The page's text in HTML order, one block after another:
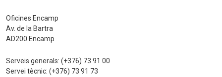
Oficines Encamp
Av. de la Bartra
AD200 Encamp
Serveis generals: (+376) 73 91 00
Servei tècnic: (+376) 73 91 73